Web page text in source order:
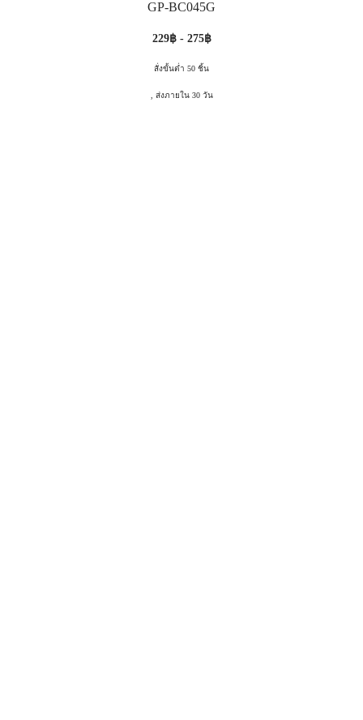
GP-BC045G
229฿ - 275฿
สั่งขั้นต่ำ 50 ชิ้น
, ส่งภายใน 30 วัน